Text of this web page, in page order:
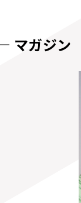
マガジン